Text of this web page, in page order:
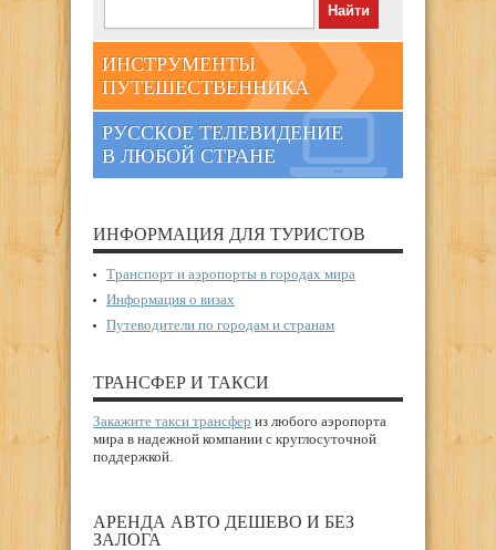
ИНСТРУМЕНТЫ
ПУТЕШЕСТВЕННИКА
РУССКОЕ ТЕЛЕВИДЕНИЕ
В ЛЮБОЙ СТРАНЕ
ИНФОРМАЦИЯ ДЛЯ ТУРИСТОВ
Транспорт и аэропорты в городах мира
Информация о визах
Путеводители по городам и странам
ТРАНСФЕР И ТАКСИ
Закажите такси трансфер из любого аэропорта
мира в надежной компании с круглосуточной
поддержкой.
АРЕНДА АВТО ДЕШЕВО И БЕЗ
ЗАЛОГА